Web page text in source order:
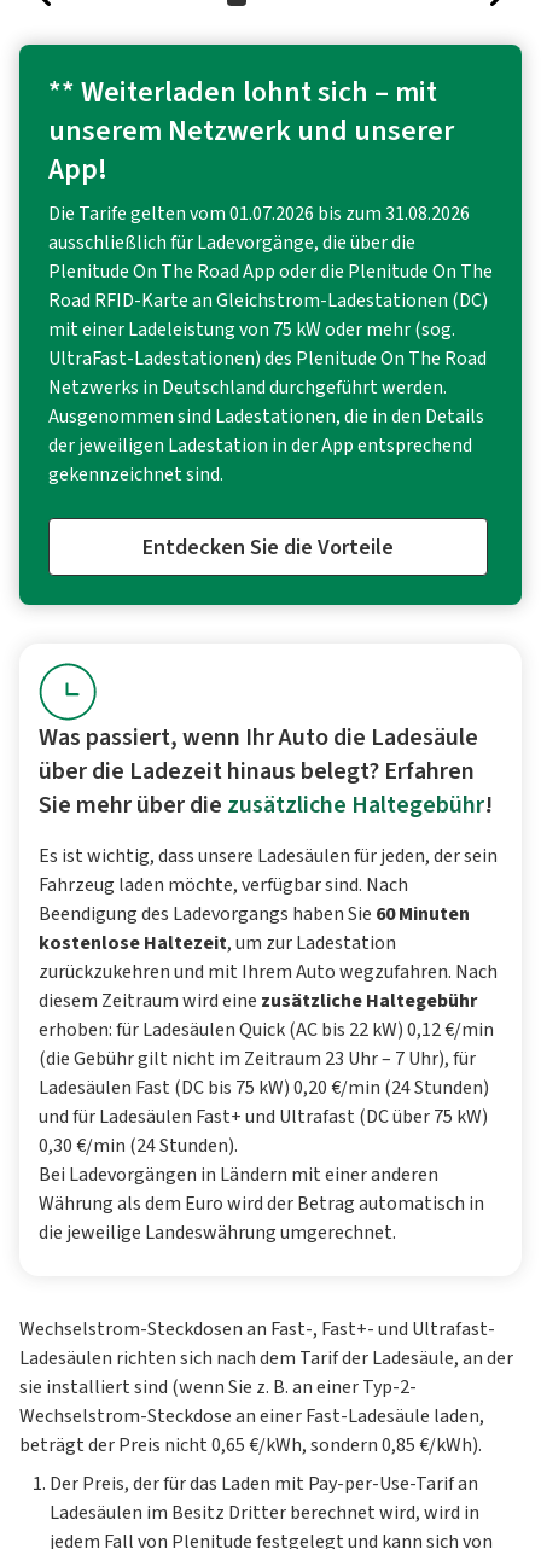
** Weiterladen lohnt sich – mit
unserem Netzwerk und unserer
App!
Die Tarife gelten vom 01.07.2026 bis zum 31.08.2026
ausschließlich für Ladevorgänge, die über die
Plenitude On The Road App oder die Plenitude On The
Road RFID-Karte an Gleichstrom-Ladestationen (DC)
mit einer Ladeleistung von 75 kW oder mehr (sog.
UltraFast-Ladestationen) des Plenitude On The Road
Netzwerks in Deutschland durchgeführt werden.
Ausgenommen sind Ladestationen, die in den Details
der jeweiligen Ladestation in der App entsprechend
gekennzeichnet sind.
Entdecken Sie die Vorteile
Was passiert, wenn Ihr Auto die Ladesäule
über die Ladezeit hinaus belegt? Erfahren
Sie mehr über die zusätzliche Haltegebühr!
Es ist wichtig, dass unsere Ladesäulen für jeden, der sein
Fahrzeug laden möchte, verfügbar sind. Nach
Beendigung des Ladevorgangs haben Sie 60 Minuten
kostenlose Haltezeit, um zur Ladestation
zurückzukehren und mit Ihrem Auto wegzufahren. Nach
diesem Zeitraum wird eine zusätzliche Haltegebühr
erhoben: für Ladesäulen Quick (AC bis 22 kW) 0,12 €/min
(die Gebühr gilt nicht im Zeitraum 23 Uhr – 7 Uhr), für
Ladesäulen Fast (DC bis 75 kW) 0,20 €/min (24 Stunden)
und für Ladesäulen Fast+ und Ultrafast (DC über 75 kW)
0,30 €/min (24 Stunden).
Bei Ladevorgängen in Ländern mit einer anderen
Währung als dem Euro wird der Betrag automatisch in
die jeweilige Landeswährung umgerechnet.
Wechselstrom-Steckdosen an Fast-, Fast+- und Ultrafast-
Ladesäulen richten sich nach dem Tarif der Ladesäule, an der
sie installiert sind (wenn Sie z. B. an einer Typ-2-
Wechselstrom-Steckdose an einer Fast-Ladesäule laden,
beträgt der Preis nicht 0,65 €/kWh, sondern 0,85 €/kWh).
Der Preis, der für das Laden mit Pay-per-Use-Tarif an
Ladesäulen im Besitz Dritter berechnet wird, wird in
jedem Fall von Plenitude festgelegt und kann sich von